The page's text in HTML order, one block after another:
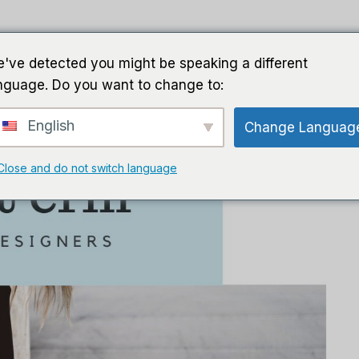
detected you might be speaking a different
Do you want to change to:
English Change
and do not switch language